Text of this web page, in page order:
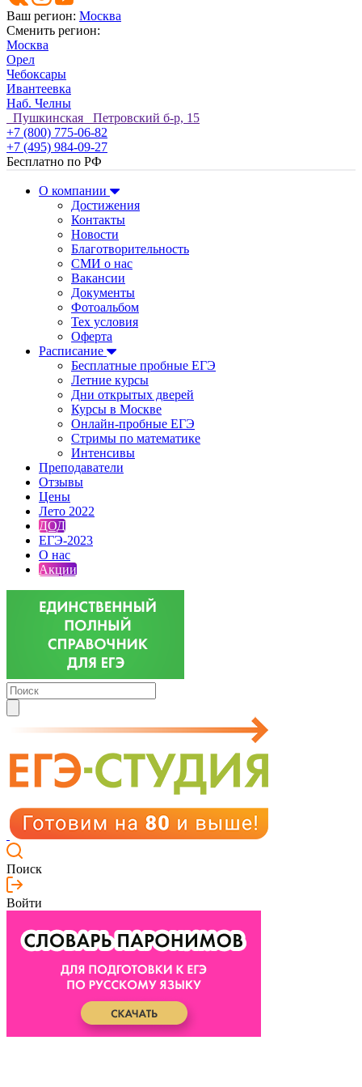
Ваш регион: Москва
Сменить регион:
Москва
Орел
Чебоксары
Ивантеевка
Наб. Челны
Пушкинская Петровский б-р, 15
+7 (800) 775-06-82
+7 (495) 984-09-27
Бесплатно по РФ
О компании
Достижения
Контакты
Новости
Благотворительность
СМИ о нас
Вакансии
Документы
Фотоальбом
Тех условия
Оферта
Расписание
Бесплатные пробные ЕГЭ
Летние курсы
Дни открытых дверей
Курсы в Москве
Онлайн-пробные ЕГЭ
Стримы по математике
Интенсивы
Преподаватели
Отзывы
Цены
Лето 2022
ДОД
ЕГЭ-2023
О нас
Акции
Поиск
Войти